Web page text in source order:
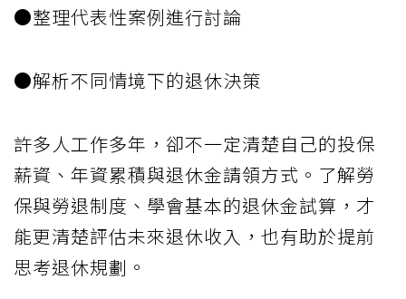
●整理代表性案例進行討論
●解析不同情境下的退休決策
許多人工作多年，卻不一定清楚自己的投保
薪資、年資累積與退休金請領方式。了解勞
保與勞退制度、學會基本的退休金試算，才
能更清楚評估未來退休收入，也有助於提前
思考退休規劃。